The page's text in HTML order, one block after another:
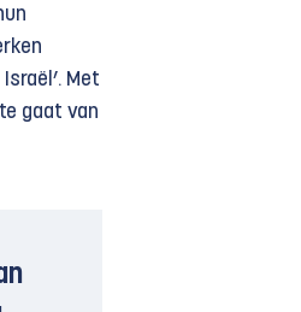
Met
gaat van